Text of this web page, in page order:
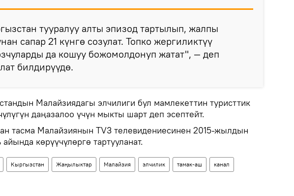
тууралуу алты эпизод тартылып, жалпы
сапар 21 күнгө созулат. Топко жергиликтүү
да кошуу божомолдонуп жатат", — деп
билдирүүдө.
Малайзиядагы элчилиги бул мамлекеттин туристтик
даңазалоо үчүн мыкты шарт деп эсептейт.
тасма Малайзиянын ТV3 телевидениесинен 2015-жылдын
көрүүчүлөргө тартууланат.
Кыргызстан Жаңылыктар Малайзия элчилик тамак-аш канал